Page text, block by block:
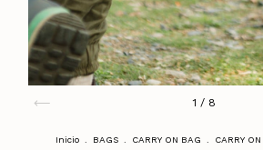
1 / 8
Inicio BAGS CARRY ON BAG CARRY